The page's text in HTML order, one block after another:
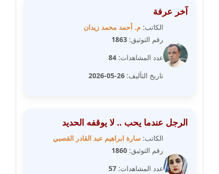
عاملة
مدونة سماح حامد
عاملة
مدونة سمر ابراهيم
عاملة
عاملة
مدونة سهام كمال
عاملة
آخر عرفة
الكاتب: م. أحمد محمد زيدان
رقم التوثيق: 1863
عدد المشاهدات: 84
تاريخ التأليف: 26-05-2026
الرجل عندما يحب .. لا يوقفه الحديد
الكاتب: سارة ابراهيم عبد القادر القصبي
رقم التوثيق: 1860
عدد المشاهدات: 57